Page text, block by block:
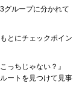
グループに分かれて
とにチェックポイン
っちじゃない？』
ートを見つけて見事